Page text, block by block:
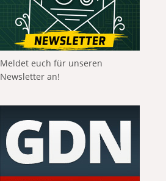
Meldet euch für unseren
Newsletter an!